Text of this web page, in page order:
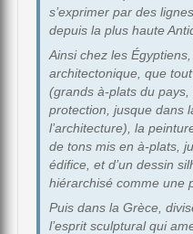
s’exprimer par des
depuis la plus haute
Ainsi chez les
architectonique, que
(grands à-plats du pays,
protection, jusque dans
l’architecture), la
de tons mis en à-plats,
édifice, et d’un dessin
hiérarchisé comme une
Puis dans la Grèce,
l’esprit sculptural qui